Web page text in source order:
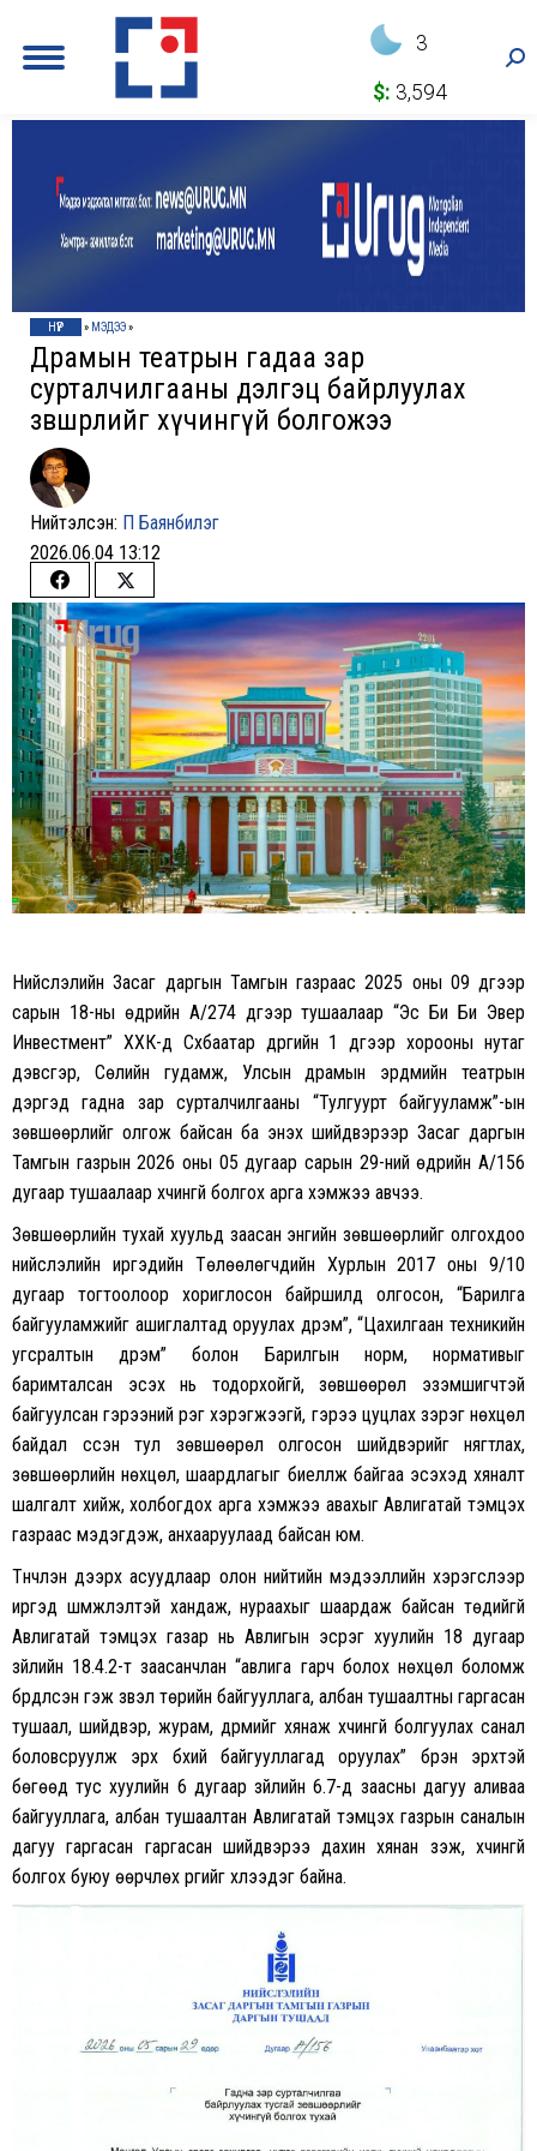
3
$: 3,594
НҮҮР » МЭДЭЭ»
Драмын театрын гадаа зар
сурталчилгааны дэлгэц байрлуулах
зөвшөөрлийг хүчингүй болгожээ
Нийтэлсэн: П Баянбилэг
2026.06.04 13:12
Share
on
Facebook
Share
on
Twitter
Нийслэлийн Засаг даргын Тамгын газраас 2025 оны 09 дүгээр
сарын 18-ны өдрийн А/274 дүгээр тушаалаар “Эс Би Би Эвер
Инвестмент” ХХК-д Сүхбаатар дүүргийн 1 дүгээр хорооны нутаг
дэвсгэр, Сөүлийн гудамж, Улсын драмын эрдмийн театрын
дэргэд гадна зар сурталчилгааны “Тулгуурт байгууламж”-ын
зөвшөөрлийг олгож байсан ба энэхүү шийдвэрээр Засаг даргын
Тамгын газрын 2026 оны 05 дугаар сарын 29-ний өдрийн А/156
дугаар тушаалаар хүчингүй болгох арга хэмжээ авчээ.
Зөвшөөрлийн тухай хуульд заасан энгийн зөвшөөрлийг олгохдоо
нийслэлийн иргэдийн Төлөөлөгчдийн Хурлын 2017 оны 9/10
дугаар тогтоолоор хориглосон байршилд олгосон, “Барилга
байгууламжийг ашиглалтад оруулах дүрэм”, “Цахилгаан техникийн
угсралтын дүрэм” болон Барилгын норм, нормативыг
баримталсан эсэх нь тодорхойгүй, зөвшөөрөл эзэмшигчтэй
байгуулсан гэрээний үүрэг хэрэгжээгүй, гэрээ цуцлах зэрэг нөхцөл
байдал үүссэн тул зөвшөөрөл олгосон шийдвэрийг нягтлах,
зөвшөөрлийн нөхцөл, шаардлагыг биелүүлж байгаа эсэхэд хяналт
шалгалт хийж, холбогдох арга хэмжээ авахыг Авлигатай тэмцэх
газраас мэдэгдэж, анхааруулаад байсан юм.
Түүнчлэн дээрх асуудлаар олон нийтийн мэдээллийн хэрэгслээр
иргэд шүүмжлэлтэй хандаж, нураахыг шаардаж байсан төдийгүй
Авлигатай тэмцэх газар нь Авлигын эсрэг хуулийн 18 дугаар
зүйлийн 18.4.2-т заасанчлан “авлига гарч болох нөхцөл боломж
бүрдүүлсэн гэж үзвэл төрийн байгууллага, албан тушаалтны гаргасан
тушаал, шийдвэр, журам, дүрмийг хянаж хүчингүй болгуулах санал
боловсруулж эрх бүхий байгууллагад оруулах” бүрэн эрхтэй
бөгөөд тус хуулийн 6 дугаар зүйлийн 6.7-д заасны дагуу аливаа
байгууллага, албан тушаалтан Авлигатай тэмцэх газрын саналын
дагуу гаргасан гаргасан шийдвэрээ дахин хянан үзэж, хүчингүй
болгох буюу өөрчлөх үүргийг хүлээдэг байна.